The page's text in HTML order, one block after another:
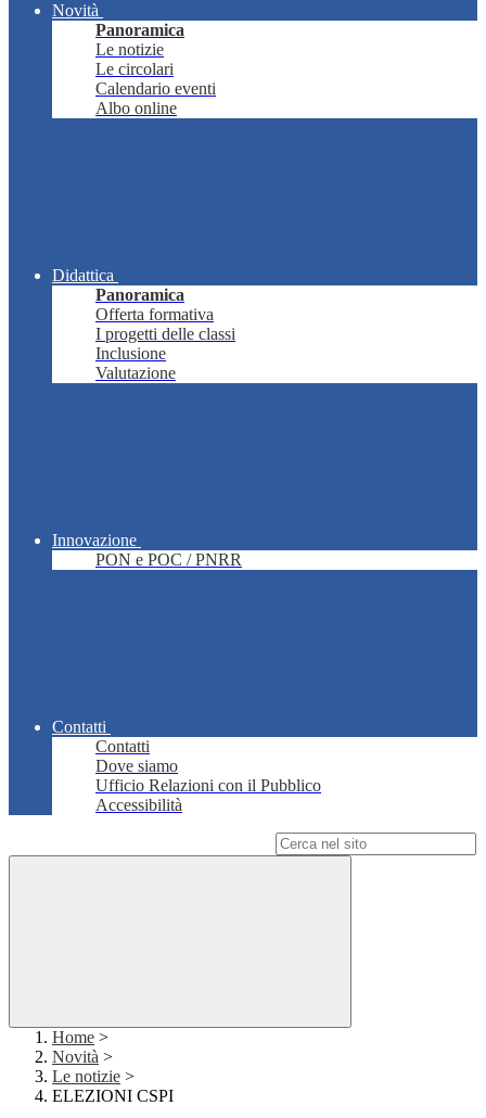
Novità
Panoramica
Le notizie
Le circolari
Calendario eventi
Albo online
Didattica
Panoramica
Offerta formativa
I progetti delle classi
Inclusione
Valutazione
Innovazione
PON e POC / PNRR
Contatti
Contatti
Dove siamo
Ufficio Relazioni con il Pubblico
Accessibilità
Home >
Novità >
Le notizie >
ELEZIONI CSPI